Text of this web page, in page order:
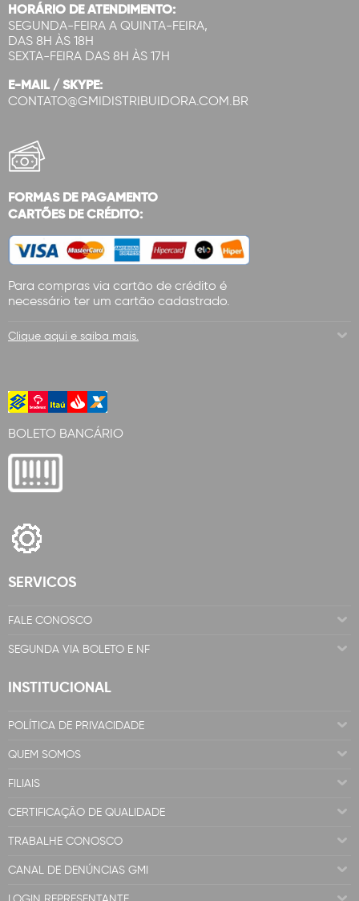
HORÁRIO DE ATENDIMENTO:
SEGUNDA-FEIRA A QUINTA-FEIRA,
DAS 8H ÀS 18H
SEXTA-FEIRA DAS 8H ÀS 17H
E-MAIL / SKYPE:
CONTATO@GMIDISTRIBUIDORA.COM.BR
FORMAS DE PAGAMENTO
CARTÕES DE CRÉDITO:
Para compras via cartão de crédito é
necessário ter um cartão cadastrado.
Clique aqui e saiba mais.
BOLETO BANCÁRIO
SERVICOS
FALE CONOSCO
SEGUNDA VIA BOLETO E NF
INSTITUCIONAL
POLÍTICA DE PRIVACIDADE
QUEM SOMOS
FILIAIS
CERTIFICAÇÃO DE QUALIDADE
TRABALHE CONOSCO
CANAL DE DENÚNCIAS GMI